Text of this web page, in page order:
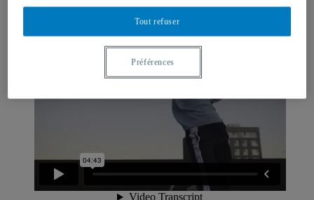
Tout refuser
Préférences